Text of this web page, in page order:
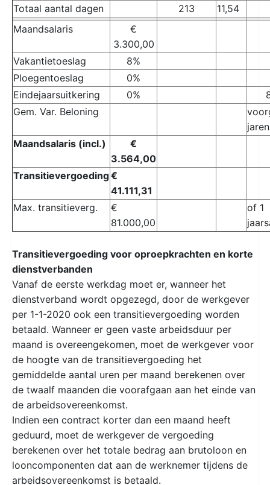
Totaal aantal dagen
213
11,54
Maandsalaris
€
3.300,00
Vakantietoeslag
8%
Ploegentoeslag
0%
Eindejaarsuitkering
0%
Gem. Var. Beloning
jaren
Maandsalaris (incl.)
€
3.564,00
Transitievergoeding€
41.111,31
Max. transitieverg.
€
81.000,00
of 1
Transitievergoeding voor oproepkrachten en korte
dienstverbanden
Vanaf de eerste werkdag moet er, wanneer het
dienstverband wordt opgezegd, door de werkgever
per 1-1-2020 ook een transitievergoeding worden
betaald. Wanneer er geen vaste arbeidsduur per
maand is overeengekomen, moet de werkgever voor
de hoogte van de transitievergoeding het
gemiddelde aantal uren per maand berekenen over
de twaalf maanden die voorafgaan aan het einde van
de arbeidsovereenkomst.
Indien een contract korter dan een maand heeft
geduurd, moet de werkgever de vergoeding
berekenen over het totale bedrag aan brutoloon en
looncomponenten dat aan de werknemer tijdens de
arbeidsovereenkomst is betaald.